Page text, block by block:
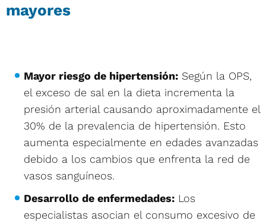
mayores
Mayor riesgo de hipertensión: Según la OPS,
el exceso de sal en la dieta incrementa la
presión arterial causando aproximadamente el
30% de la prevalencia de hipertensión. Esto
aumenta especialmente en edades avanzadas
debido a los cambios que enfrenta la red de
vasos sanguíneos.
Desarrollo de enfermedades: Los
especialistas asocian el consumo excesivo de